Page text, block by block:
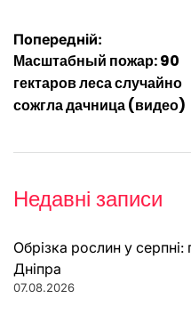
Навігація
записів
Попередній:
Масштабный пожар: 90
гектаров леса случайно
сожгла дачница (видео)
Недавні записи
Обрізка рослин у серпні:
Дніпра
07.08.2026